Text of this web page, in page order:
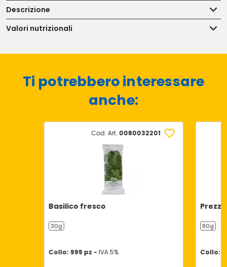
Descrizione
Valori nutrizionali
Ti potrebbero interessare
anche:
Cod. Art. 0080032201
Basilico fresco
30g
Collo: 999 pz - IVA 5%
80g
Collo: